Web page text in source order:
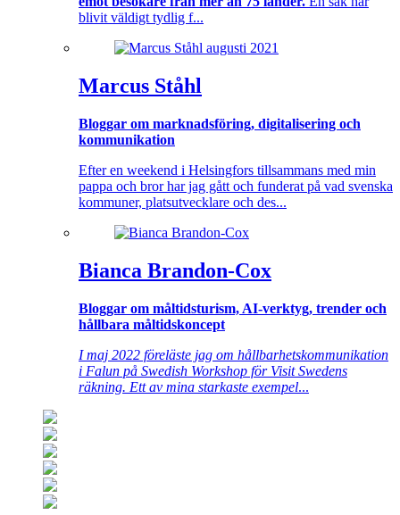
blivit väldigt tydlig f...
Marcus Ståhl
Bloggar om marknadsföring, digitalisering och
kommunikation
Efter en weekend i Helsingfors tillsammans med min
pappa och bror har jag gått och funderat på vad svenska
kommuner, platsutvecklare och des...
Bianca Brandon-Cox
Bloggar om måltidsturism, AI-verktyg, trender och
hållbara måltidskoncept
I maj 2022 föreläste jag om hållbarhetskommunikation
i Falun på Swedish Workshop för Visit Swedens
räkning. Ett av mina starkaste exempel...